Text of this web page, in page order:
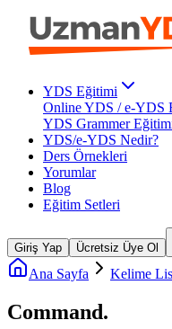
YDS Eğitimi
Online YDS / e-YDS
YDS Grammer
YDS/e-YDS Nedir?
Ders Örnekleri
Yorumlar
Blog
Eğitim Setleri
Giriş Yap Ücretsiz Üye Ol
Ana Sayfa Kelime
Command.